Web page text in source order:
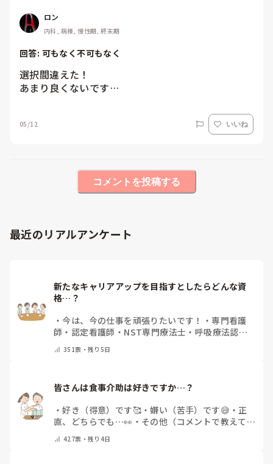
ロン
内科, 病棟, 慢性期, 終末期
回答: 可もなく不可もなく
選択間違えた！
あまり良くないです…
05/12 いいね
コメントを投稿する
最近のリアルアンケート
新たなキャリアアップを目指すとしたらどんな資
格…？
・今は、今の仕事を頑張りたいです！ ・専門看護
師 ・ 認定看護師 ・ NST専門療法士 ・ 呼吸療法認定
士
糖尿病療養指導士
内視鏡技師・その他(コメントで教えて下さい)
351票・残り5日
皆さんは食事介助は好きですか…？
・好き（得意）です🥰・嫌い（苦手）です😅 ・正
直、どちらでも…👀 ・ その他（コメントで教えてく
ださい）
427票・残り4日